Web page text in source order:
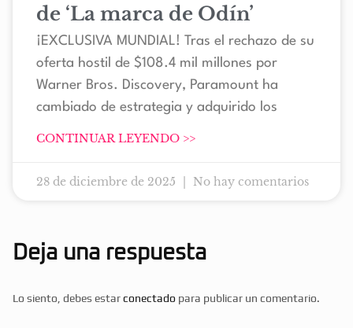
de ‘La marca de Odín’
¡EXCLUSIVA MUNDIAL! Tras el rechazo de su
oferta hostil de $108.4 mil millones por
Warner Bros. Discovery, Paramount ha
cambiado de estrategia y adquirido los
CONTINUAR LEYENDO >>
28 de diciembre de 2025 No hay comentarios
Deja una respuesta
Lo siento, debes estarconectado para publicar un comentario.